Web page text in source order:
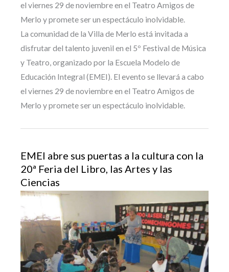
el viernes 29 de noviembre en el Teatro Amigos de
Merlo y promete ser un espectáculo inolvidable.
La comunidad de la Villa de Merlo está invitada a
disfrutar del talento juvenil en el 5º Festival de Música
y Teatro, organizado por la Escuela Modelo de
Educación Integral (EMEI). El evento se llevará a cabo
el viernes 29 de noviembre en el Teatro Amigos de
Merlo y promete ser un espectáculo inolvidable.
EMEI abre sus puertas a la cultura con la
20ª Feria del Libro, las Artes y las
Ciencias